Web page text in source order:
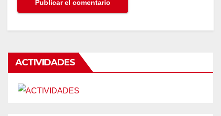
ACTIVIDADES